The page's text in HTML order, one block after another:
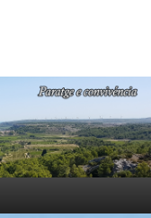
e Convivència